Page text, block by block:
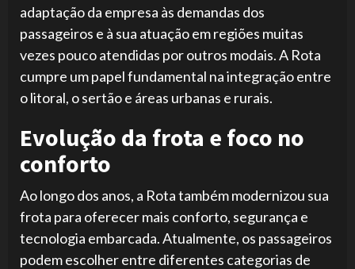
adaptação da empresa às demandas dos
passageiros e à sua atuação em regiões muitas
vezes pouco atendidas por outros modais. A Rota
cumpre um papel fundamental na integração entre
o litoral, o sertão e áreas urbanas e rurais.
Evolução da frota e foco no
conforto
Ao longo dos anos, a Rota também modernizou sua
frota para oferecer mais conforto, segurança e
tecnologia embarcada. Atualmente, os passageiros
podem escolher entre diferentes categorias de